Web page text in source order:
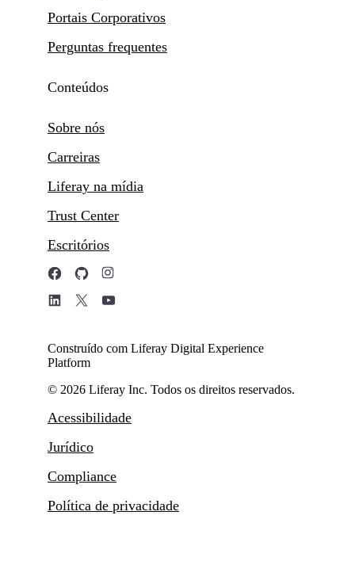
Portais Corporativos
Perguntas frequentes
Conteúdos
Sobre nós
Carreiras
Liferay na mídia
Trust Center
Escritórios
Construído com Liferay Digital Experience
Platform
© 2026 Liferay Inc. Todos os direitos reservados.
Acessibilidade
Jurídico
Compliance
Política de privacidade